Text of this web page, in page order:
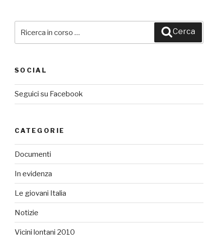
Cerca
SOCIAL
Seguici su Facebook
CATEGORIE
Documenti
In evidenza
Le giovani Italia
Notizie
Vicini lontani 2010